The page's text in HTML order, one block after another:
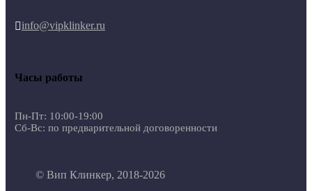
info@vipklinker.ru
Часы работы
Пн-Пт: 10:00-19:00
Сб-Вс: по предварительной договоренности
© Вип Клинкер, 2018-2026